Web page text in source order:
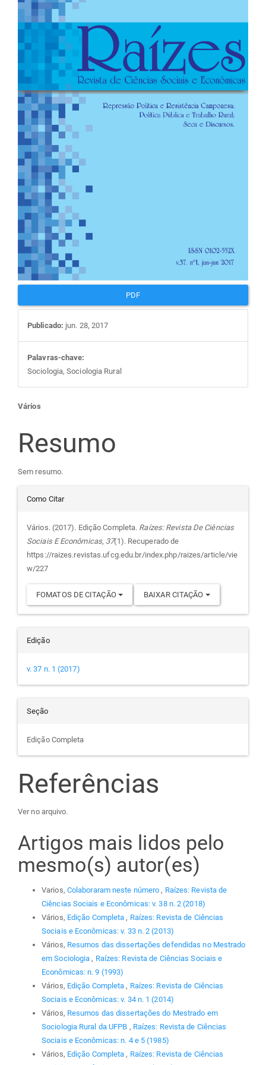
de
artigos
PDF
Publicado: jun. 28, 2017
Palavras-chave:
Sociologia, Sociologia Rural
Conteúdo
do
artigo
principal
Vários
Resumo
Sem resumo.
Detalhes
do
artigo
Como Citar
Vários. (2017). Edição Completa. Raízes: Revista De Ciências
Sociais E Econômicas, 37(1). Recuperado de
https://raizes.revistas.ufcg.edu.br/index.php/raizes/article/vie
w/227
FOMATOS DE CITAÇÃO BAIXAR CITAÇÃO
Edição
v. 37 n. 1 (2017)
Seção
Edição Completa
Referências
Ver no arquivo.
Artigos mais lidos pelo
mesmo(s) autor(es)
Varios, Colaboraram neste número , Raízes: Revista de
Ciências Sociais e Econômicas: v. 38 n. 2 (2018)
Vários, Edição Completa , Raízes: Revista de Ciências
Sociais e Econômicas: v. 33 n. 2 (2013)
Vários, Resumos das dissertações defendidas no Mestrado
em Sociologia , Raízes: Revista de Ciências Sociais e
Econômicas: n. 9 (1993)
Vários, Edição Completa , Raízes: Revista de Ciências
Sociais e Econômicas: v. 34 n. 1 (2014)
Vários, Resumos das dissertações do Mestrado em
Sociologia Rural da UFPB , Raízes: Revista de Ciências
Sociais e Econômicas: n. 4 e 5 (1985)
Vários, Edição Completa , Raízes: Revista de Ciências